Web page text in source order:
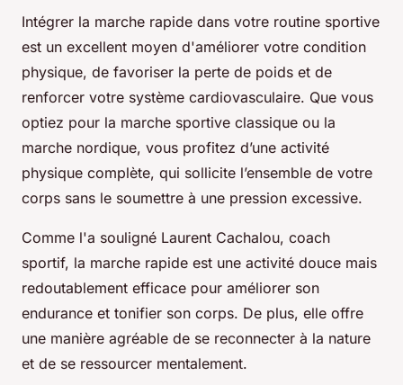
Intégrer la marche rapide dans votre routine sportive
est un excellent moyen d'améliorer votre condition
physique, de favoriser la perte de poids et de
renforcer votre système cardiovasculaire. Que vous
optiez pour la marche sportive classique ou la
marche nordique, vous profitez d’une activité
physique complète, qui sollicite l’ensemble de votre
corps sans le soumettre à une pression excessive.
Comme l'a souligné Laurent Cachalou, coach
sportif, la marche rapide est une activité douce mais
redoutablement efficace pour améliorer son
endurance et tonifier son corps. De plus, elle offre
une manière agréable de se reconnecter à la nature
et de se ressourcer mentalement.